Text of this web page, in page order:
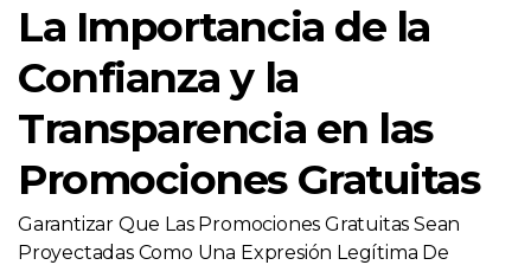
La Importancia de la
Confianza y la
Transparencia en las
Promociones Gratuitas
Garantizar Que Las Promociones Gratuitas Sean
Proyectadas Como Una Expresión Legítima De